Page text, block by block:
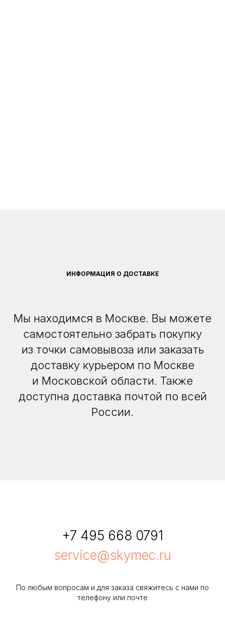
ИНФОРМАЦИЯ О ДОСТАВКЕ
Мы находимся в Москве. Вы можете
самостоятельно забрать покупку
из точки самовывоза или заказать
доставку курьером по Москве
и Московской области. Также
доступна доставка почтой по всей
России.
+7 495 668 0791
service@skymec.ru
По любым вопросам и для заказа свяжитесь с нами по
телефону или почте